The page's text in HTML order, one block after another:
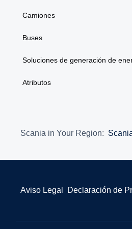
Camiones
Buses
Soluciones de generación de
Atributos
Scania in Your Region:
Aviso Legal Declaración de